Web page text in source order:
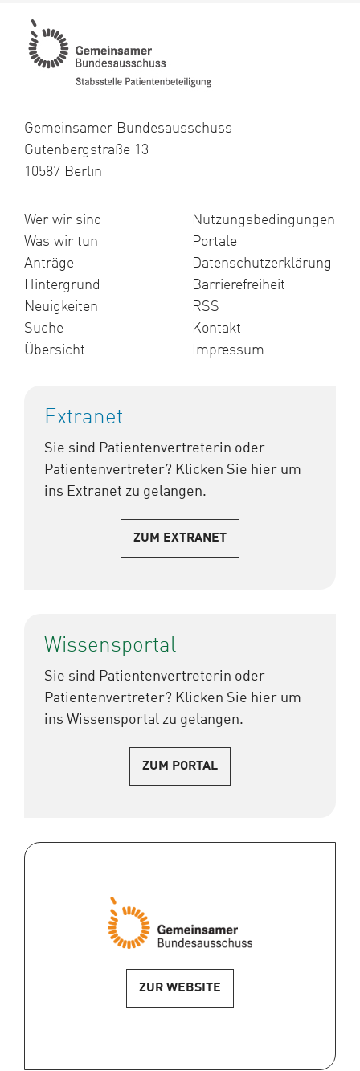
Gemeinsamer Bundesausschuss
Gutenbergstraße 13
10587 Berlin
Wer wir sind
Was wir tun
Anträge
Hintergrund
Neuigkeiten
Suche
Übersicht
Nutzungsbedingungen
Portale
Datenschutzerklärung
Barrierefreiheit
RSS
Kontakt
Impressum
Extranet
Sie sind Patientenvertreterin oder
Patientenvertreter? Klicken Sie hier um
ins Extranet zu gelangen.
ZUM EXTRANET
Wissensportal
Sie sind Patientenvertreterin oder
Patientenvertreter? Klicken Sie hier um
ins Wissensportal zu gelangen.
ZUM PORTAL
ZUR WEBSITE